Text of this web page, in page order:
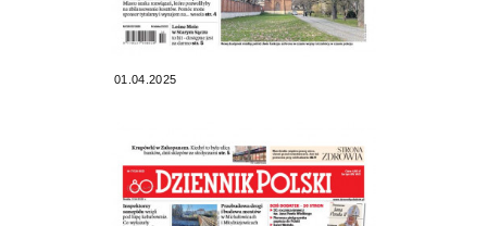
01.04.2025